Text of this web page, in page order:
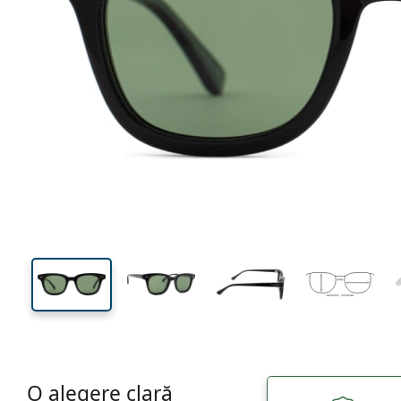
Lățimea ramei
39 mm
Înălțime lentilă
48 mm
Lățimea lentilei
Lățimea
O alegere clară